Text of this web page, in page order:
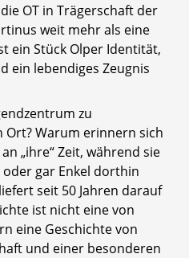
© OT Olpe
OT in Trägerschaft der
weit mehr als eine
ein Stück Olper Identität,
ein lebendiges Zeugnis
zu
Warum erinnern sich
„ihre“ Zeit, während sie
gar Enkel dorthin
liefert seit 50 Jahren darauf
ist nicht eine von
eine Geschichte von
und einer besonderen